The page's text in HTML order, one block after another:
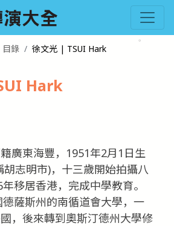
目錄 徐文光 | TSUI Hark
Hark
廣東海豐，1951年2月1日生
志明市)，十三歲開始拍攝八
移居香港，完成中學教育。
薩斯州的南循道會大學，一
，後來轉到奧斯汀德州大學修